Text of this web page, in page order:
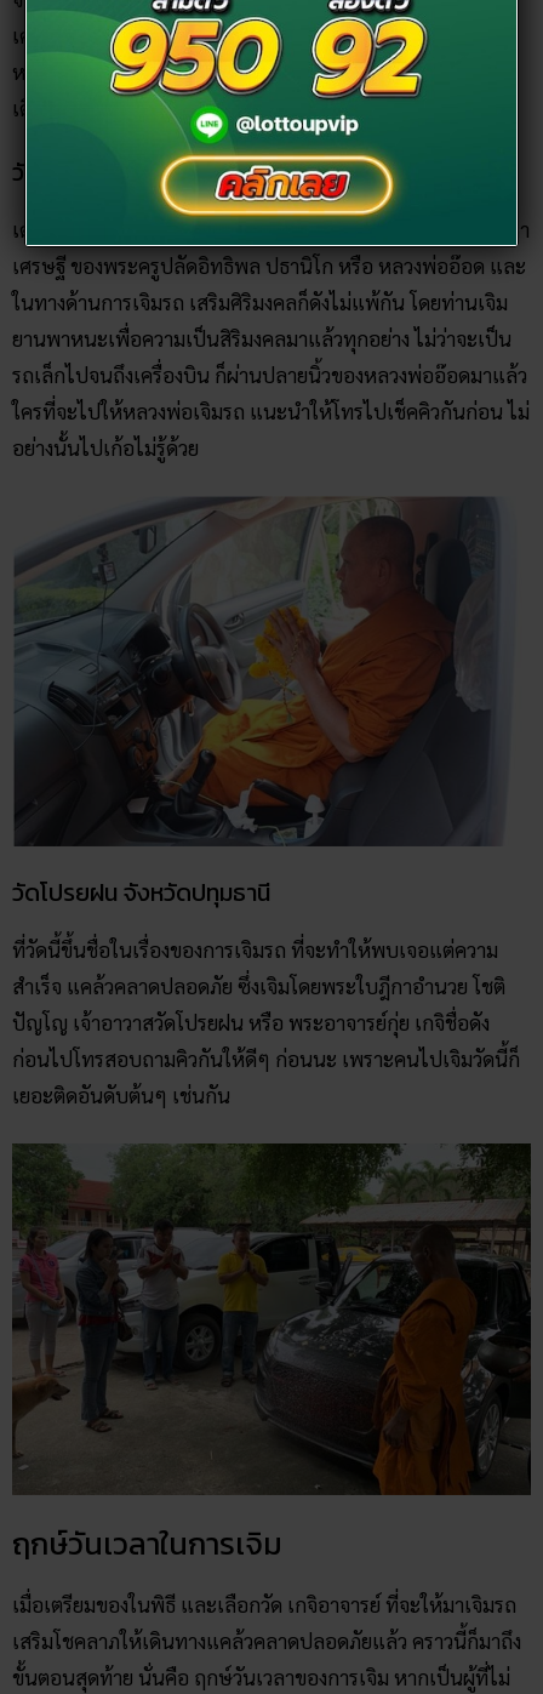
เครื่องรางนี้ว่า “ตะกรุดตี๋ใหญ่” ส่วนเรื่องการเจิมรถก็ขึ้นดันดับ
หนึ่งเรื่องแคล้วคลาดปลอดภัยในย่านลุ่มแม่น้ำท่าจีนด้วยเช่น
เดียวกัน
วัดสายไหม จังหวัดปทุมธานี
เด่นดังในเรื่องของโชคลาภ ของขลัง กุมารทองเทพพยุงทรัพย์มหา
เศรษฐี ของพระครูปลัดอิทธิพล ปธานิโก หรือ หลวงพ่ออ๊อด และ
ในทางด้านการเจิมรถ เสริมศิริมงคลก็ดังไม่แพ้กัน โดยท่านเจิม
ยานพาหนะเพื่อความเป็นสิริมงคลมาแล้วทุกอย่าง ไม่ว่าจะเป็น
รถเล็กไปจนถึงเครื่องบิน ก็ผ่านปลายนิ้วของหลวงพ่ออ๊อดมาแล้ว
ใครที่จะไปให้หลวงพ่อเจิมรถ แนะนำให้โทรไปเช็คคิวกันก่อน ไม่
อย่างนั้นไปเก้อไม่รู้ด้วย
วัดโปรยฝน จังหวัดปทุมธานี
ที่วัดนี้ขึ้นชื่อในเรื่องของการเจิมรถ ที่จะทำให้พบเจอแต่ความ
สำเร็จ แคล้วคลาดปลอดภัย ซึ่งเจิมโดยพระใบฎีกาอำนวย โชติ
ปัญโญ เจ้าอาวาสวัดโปรยฝน หรือ พระอาจารย์กุ่ย เกจิชื่อดัง
ก่อนไปโทรสอบถามคิวกันให้ดีๆ ก่อนนะ เพราะคนไปเจิมวัดนี้ก็
เยอะติดอันดับต้นๆ เช่นกัน
ฤกษ์วันเวลาในการเจิม
เมื่อเตรียมของในพิธี และเลือกวัด เกจิอาจารย์ ที่จะให้มาเจิมรถ
เสริมโชคลาภให้เดินทางแคล้วคลาดปลอดภัยแล้ว คราวนี้ก็มาถึง
ขั้นตอนสุดท้าย นั่นคือ ฤกษ์วันเวลาของการเจิม หากเป็นผู้ที่ไม่